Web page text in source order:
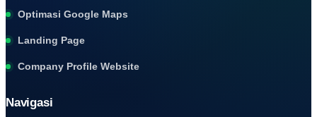
Optimasi Google Maps
Landing Page
Company Profile Website
Navigasi